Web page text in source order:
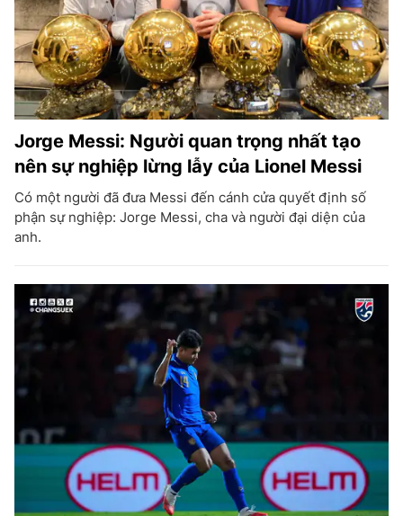
Jorge Messi: Người quan trọng nhất tạo
nên sự nghiệp lừng lẫy của Lionel Messi
Có một người đã đưa Messi đến cánh cửa quyết định số
phận sự nghiệp: Jorge Messi, cha và người đại diện của
anh.